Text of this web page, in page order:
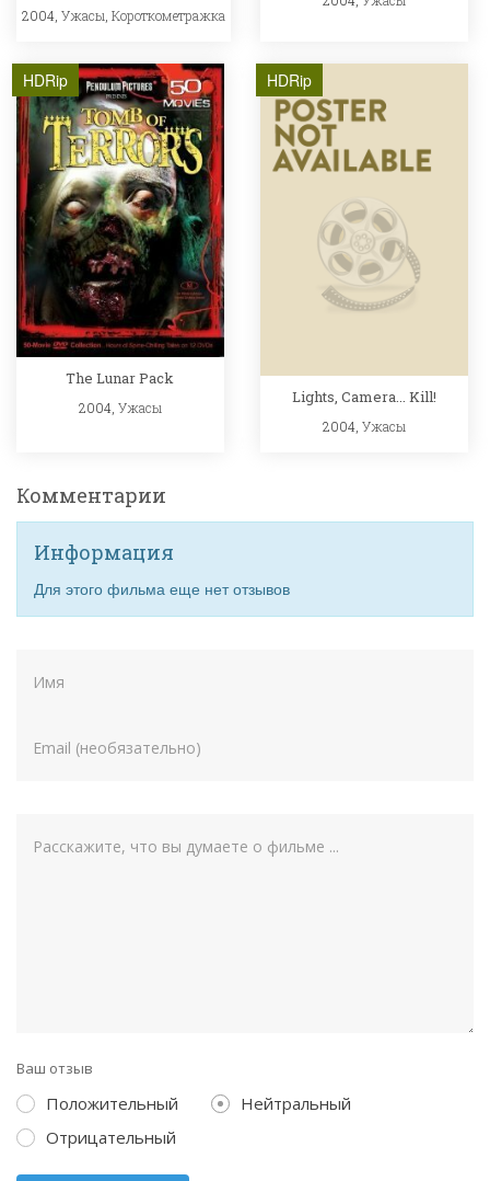
2004, Ужасы, Короткометражка
HDRip
The Lunar Pack
2004, Ужасы
HDRip
Lights, Camera... Kill!
2004,Ужасы
Комментарии
Информация
Для этого фильма еще нет отзывов
Ваш отзыв
Положительный
Нейтральный
Отрицательный